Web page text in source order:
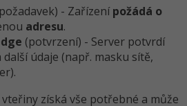
- Zařízenípožádá o
adresu.
(potvrzení) - Server potvrdí
údaje (např. masku sítě,
získá vše potřebné a může